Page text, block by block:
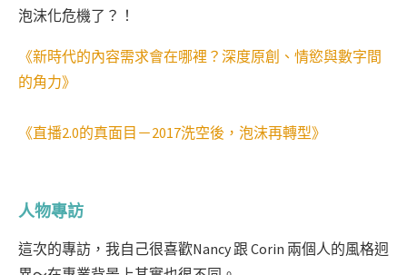
泡沫化危機了？！
《新時代的內容需求會在哪裡？深度原創、情慾與數字間
的角力》
《直播2.0的真面目－2017洗空後，泡沫再轉型》
人物專訪
這次的專訪，我自己很喜歡Nancy 跟 Corin 兩個人的風格迥